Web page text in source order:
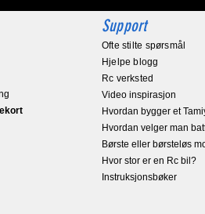
Support
Ofte stilte spørsmål
Hjelpe blogg
Rc verksted
Video inspirasjon
Hvordan bygger et
Hvordan velger man
Børste eller børsteløs
Hvor stor er en Rc bil?
Instruksjonsbøker